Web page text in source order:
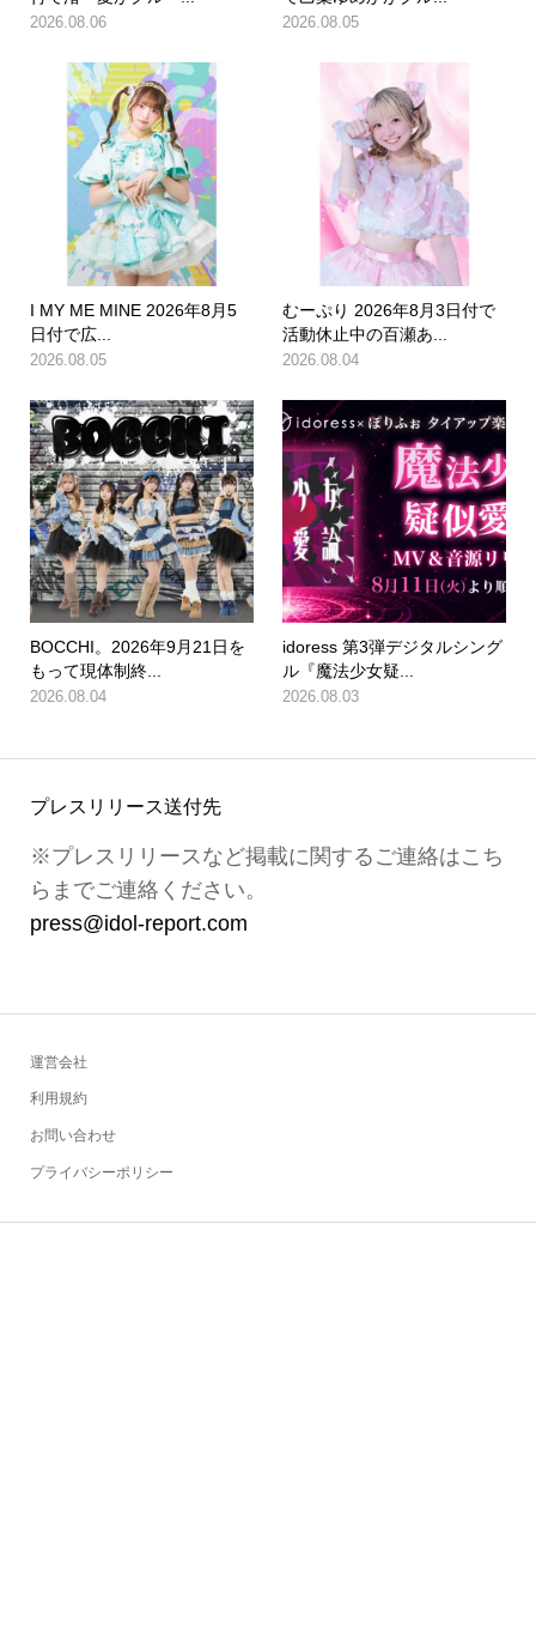
2026.08.06 2026.08.05
I MY ME MINE 2026年8月5
日付で広...
2026.08.05
むーぷり 2026年8月3日付で
活動休止中の百瀬あ...
2026.08.04
BOCCHI。2026年9月21日を
もって現体制終...
2026.08.04
idoress 第3弾デジタルシング
ル『魔法少女疑...
2026.08.03
プレスリリース送付先
※プレスリリースなど掲載に関するご連絡はこち
らまでご連絡ください。
press@idol-report.com
運営会社
利用規約
お問い合わせ
プライバシーポリシー